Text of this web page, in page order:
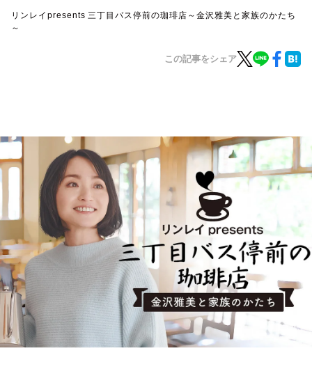
YouTube
会社情報
リンレイpresents 三丁目バス停前の珈琲店～金沢雅美と家族のかたち
～
この記事をシェア